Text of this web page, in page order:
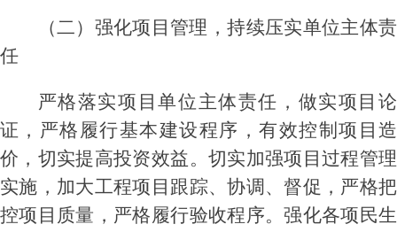
（二） 强化项目管理，持续压实单位主体责
任
严格落实项目单位主体责任，做实项目论
证，严格履行基本建设程序，有效控制项目造
价，切实提高投资效益。切实加强项目过程管理
实施，加大工程项目跟踪、协调、督促，严格把
控项目质量，严格履行验收程序。强化各项民生